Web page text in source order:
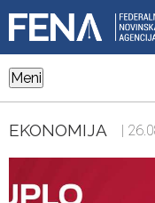
Meni
EKONOMIJA |